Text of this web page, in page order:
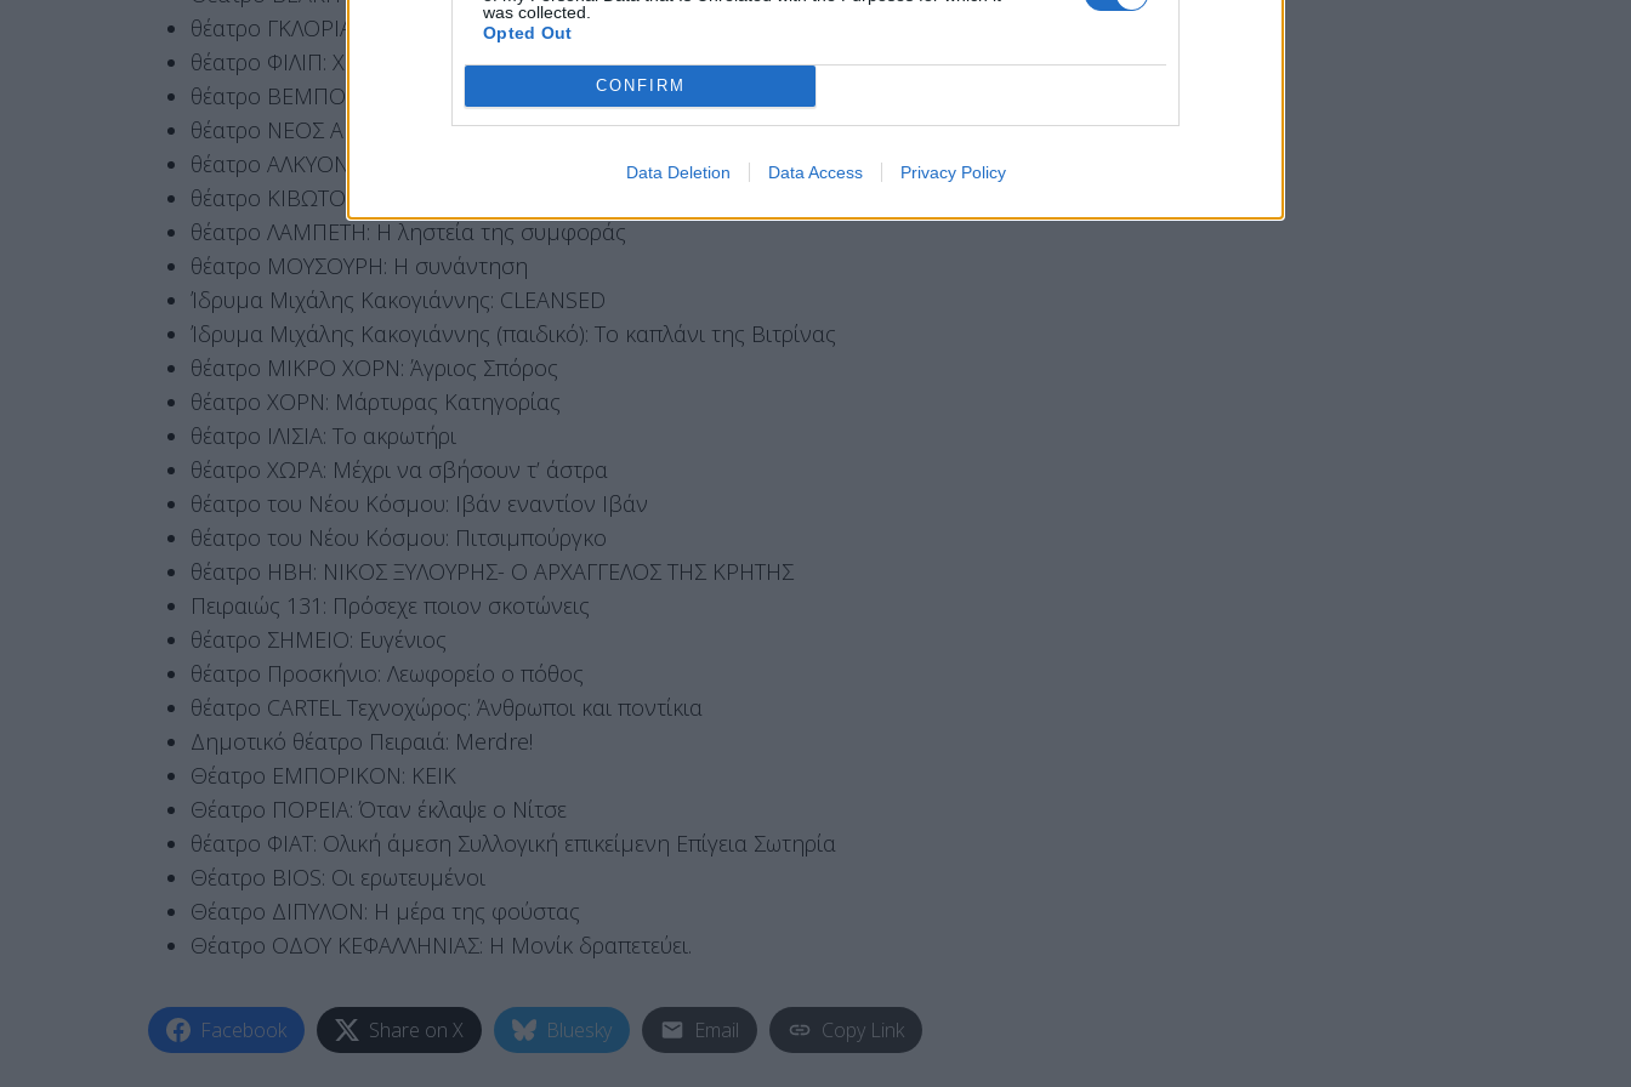
was collected.
Opted Out
CONFIRM
Data Deletion Data Access Privacy Policy
θέατρο ΓΚΛΟΡΙΑ: Ράφτης κυριών
θέατρο ΦΙΛΙΠ: Χάσαμε τη θεία ΣΤΟΠ
θέατρο ΒΕΜΠΟ: Ένας ήρωας με παντούφλες
θέατρο ΝΕΟΣ ΑΚΑΔΗΜΟΣ: Η Φάλαινα
θέατρο ΑΛΚΥΟΝΙΣ: Ταρτούφος
θέατρο ΚΙΒΩΤΟΣ: Η κουζίνα
θέατρο ΛΑΜΠΕΤΗ: Η ληστεία της συμφοράς
θέατρο ΜΟΥΣΟΥΡΗ: Η συνάντηση
Ίδρυμα Μιχάλης Κακογιάννης: CLEANSED
Ίδρυμα Μιχάλης Κακογιάννης (παιδικό): Το καπλάνι της Βιτρίνας
θέατρο ΜΙΚΡΟ ΧΟΡΝ: Άγριος Σπόρος
θέατρο ΧΟΡΝ: Μάρτυρας Κατηγορίας
θέατρο ΙΛΙΣΙΑ: Το ακρωτήρι
θέατρο ΧΩΡΑ: Μέχρι να σβήσουν τ’ άστρα
θέατρο του Νέου Κόσμου: Ιβάν εναντίον Ιβάν
θέατρο του Νέου Κόσμου: Πιτσιμπούργκο
θέατρο ΗΒΗ: ΝΙΚΟΣ ΞΥΛΟΥΡΗΣ- Ο ΑΡΧΑΓΓΕΛΟΣ ΤΗΣ ΚΡΗΤΗΣ
Πειραιώς 131: Πρόσεχε ποιον σκοτώνεις
θέατρο ΣΗΜΕΙΟ: Ευγένιος
θέατρο Προσκήνιο: Λεωφορείο ο πόθος
θέατρο CARTEL Τεχνοχώρος: Άνθρωποι και ποντίκια
Δημοτικό θέατρο Πειραιά: Merdre!
Θέατρο ΕΜΠΟΡΙΚΟΝ: ΚΕΙΚ
Θέατρο ΠΟΡΕΙΑ: Όταν έκλαψε ο Νίτσε
θέατρο ΦΙΑΤ: Ολική άμεση Συλλογική επικείμενη Επίγεια Σωτηρία
Θέατρο BIOS: Οι ερωτευμένοι
Θέατρο ΔΙΠΥΛΟΝ: Η μέρα της φούστας
Θέατρο ΟΔΟΥ ΚΕΦΑΛΛΗΝΙΑΣ: Η Μονίκ δραπετεύει.
Facebook Share on X Bluesky Email Copy Link